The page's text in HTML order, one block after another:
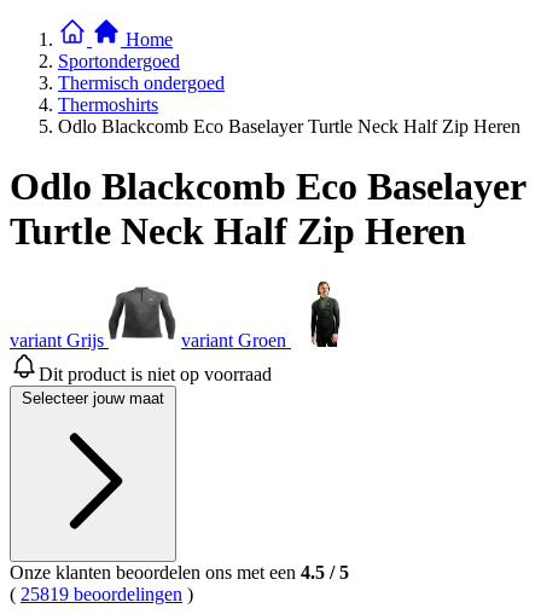
Home
Sportondergoed
Thermisch ondergoed
Thermoshirts
Odlo Blackcomb Eco Baselayer Turtle Neck Half Zip Heren
Odlo Blackcomb Eco Baselayer
Turtle Neck Half Zip Heren
variant Grijs
variant Groen
Dit product is niet op voorraad
Selecteer jouw maat
Onze klanten beoordelen ons met een 4.5 /5
( 25819 beoordelingen )